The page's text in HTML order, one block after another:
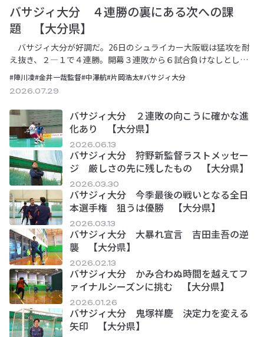
バサジィ大分 ４連勝の裏にある次への課
題 【大分県】
バサジィ大分が好調だ。26日のシュライカー大阪戦は猛攻を耐
え抜き、２―１で４連勝。開幕３連敗から６試合負けなしとした
が、キャプテンの陣川凌は「反省する点の方が…
#陣川凌#金井一哉監督#中澤航#片岡浩太#バサジィ大分
2026.07.29
バサジィ大分 ２連敗の向こうに確かな進
化あり 【大分県】
2026.06.13
バサジィ大分 狩野新監督ラストメッセー
ジ 厳しさの先に残したもの 【大分県】
2026.03.30
バサジィ大分 今季最後の戦いとなる全日
本選手権 狙うは優勝 【大分県】
2026.03.13
バサジィ大分 大暴れ宣言 吉田圭吾の逆
襲 【大分県】
2026.02.13
バサジィ大分 かみ合わぬ時間を越えてフ
ァイナルシーズンに挑む 【大分県】
2026.01.26
バサジィ大分 鬼塚祥慶 決定力を変える
矢印 【大分県】